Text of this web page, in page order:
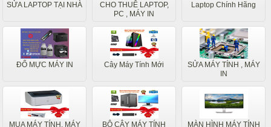
SỬA LAPTOP TẠI NHÀ
CHO THUÊ LAPTOP,
PC , MÁY IN
Laptop Chính Hãng
ĐỔ MỰC MÁY IN Cây Máy Tính Mới
SỬA MÁY TÍNH , MÁY
IN
MUA MÁY TÍNH, MÁY
BỘ CÂY MÁY TÍNH
MÀN HÌNH MÁY TÍNH